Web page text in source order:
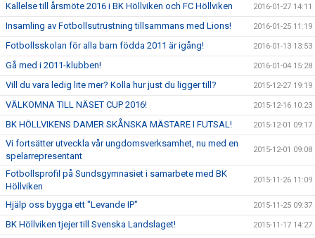
Kallelse till årsmöte 2016 i BK Höllviken och FC Höllviken 2016-01-27 14:11
Insamling av Fotbollsutrustning tillsammans med Lions! 2016-01-25 11:19
Fotbollsskolan för alla barn födda 2011 är igång! 2016-01-13 13:53
Gå med i 2011-klubben! 2016-01-04 15:28
Vill du vara ledig lite mer? Kolla hur just du ligger till? 2015-12-27 19:19
VÄLKOMNA TILL NÄSET CUP 2016! 2015-12-16 10:23
BK HÖLLVIKENS DAMER SKÅNSKA MÄSTARE I FUTSAL! 2015-12-01 09:17
Vi fortsätter utveckla vår ungdomsverksamhet, nu med en
spelarrepresentant
2015-12-01 09:08
Fotbollsprofil på Sundsgymnasiet i samarbete med BK
Höllviken
2015-11-26 11:09
Hjälp oss bygga ett "Levande IP" 2015-11-25 09:37
BK Höllviken tjejer till Svenska Landslaget! 2015-11-17 14:27